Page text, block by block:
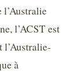
l’ACST est
l’Australie-
à